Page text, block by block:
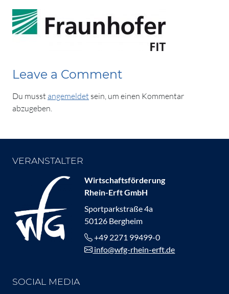
Leave a Comment
Du musst angemeldet sein, um einen Kommentar
abzugeben.
VERANSTALTER
Wirtschaftsförderung
Rhein-Erft GmbH
Sportparkstraße 4a
50126 Bergheim
+49 2271 99499-0
info@wfg-rhein-erft.de
SOCIAL MEDIA